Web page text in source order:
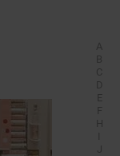
A
B
C
D
E
F
H
J